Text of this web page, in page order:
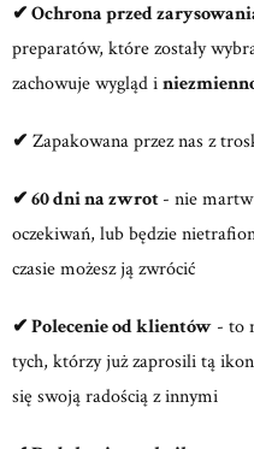
✔Ochrona przed
preparatów, które zostały
zachowuje wygląd i
✔ Zapakowana przez nas z
✔ 60 dni na zwrot- nie martw
oczekiwań, lub będzie
czasie możesz ją zwrócić
✔ Polecenie od klientów- to
tych, którzy już zaprosili tą
się swoją radością z innymi